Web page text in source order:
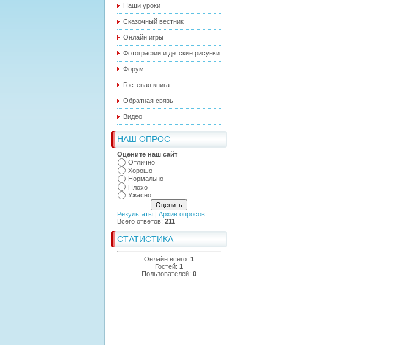
Наши уроки
Сказочный вестник
Онлайн игры
Фотографии и детские рисунки
Форум
Гостевая книга
Обратная связь
Видео
НАШ ОПРОС
Оцените наш сайт
Отлично
Хорошо
Нормально
Плохо
Ужасно
Результаты | Архив опросов
Всего ответов: 211
СТАТИСТИКА
Онлайн всего: 1
Гостей: 1
Пользователей: 0